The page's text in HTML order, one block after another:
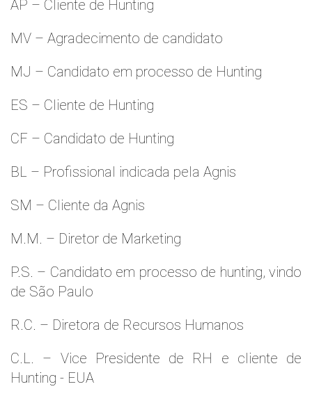
AP – Cliente de Hunting
MV – Agradecimento de candidato
MJ – Candidato em processo de Hunting
ES – Cliente de Hunting
CF – Candidato de Hunting
BL – Profissional indicada pela Agnis
SM – Cliente da Agnis
M.M. – Diretor de Marketing
P.S. – Candidato em processo de hunting, vindo
de São Paulo
R.C. – Diretora de Recursos Humanos
C.L. – Vice Presidente de RH e cliente de
Hunting - EUA